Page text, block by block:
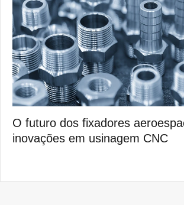
O futuro dos fixadores
inovações em usinagem CNC